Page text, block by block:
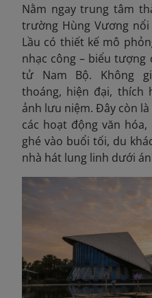
Nằm ngay trung tâm
trường Hùng Vương
Lầu có thiết kế mô
nhạc công – biểu
tử Nam Bộ. Không
thoáng, hiện đại, thích
ảnh lưu niệm. Đây còn
các hoạt động văn
ghé vào buổi tối, du
nhà hát lung linh dưới